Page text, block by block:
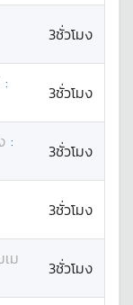
3ชั่วโมง
:
3ชั่วโมง
:
3ชั่วโมง
3ชั่วโมง
ม
3ชั่วโมง